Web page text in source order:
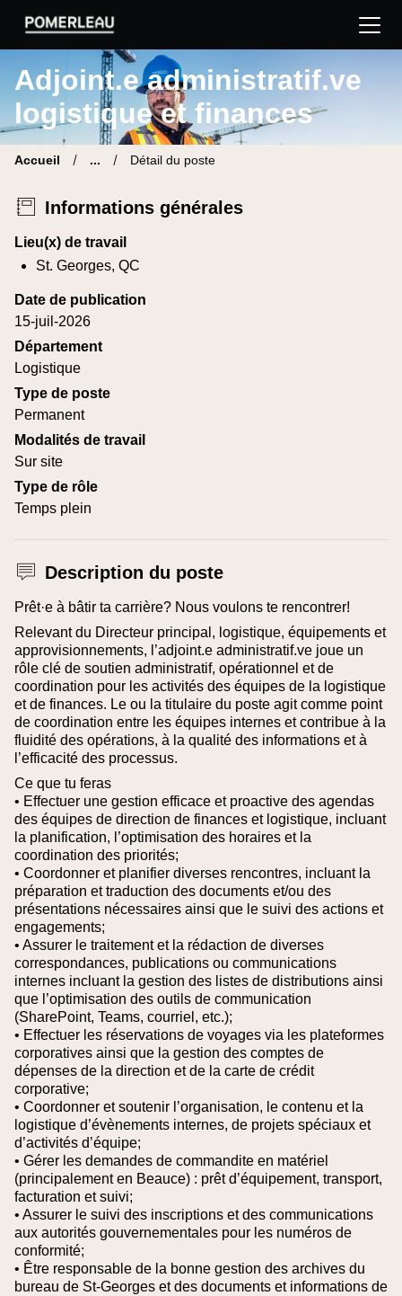
Pomerleau Site carrière | Trouve ton nouveau poste
Adjoint.e administratif.ve
logistique et finances
Accueil ... Détail du poste
Informations générales
Lieu(x) de travail
St. Georges, QC
Date de publication
15-juil-2026
Département
Logistique
Type de poste
Permanent
Modalités de travail
Sur site
Type de rôle
Temps plein
Description du poste
Prêt·e à bâtir ta carrière? Nous voulons te rencontrer!
Relevant du Directeur principal, logistique, équipements et
approvisionnements, l’adjoint.e administratif.ve joue un
rôle clé de soutien administratif, opérationnel et de
coordination pour les activités des équipes de la logistique
et de finances. Le ou la titulaire du poste agit comme point
de coordination entre les équipes internes et contribue à la
fluidité des opérations, à la qualité des informations et à
l’efficacité des processus.
Ce que tu feras
• Effectuer une gestion efficace et proactive des agendas
des équipes de direction de finances et logistique, incluant
la planification, l’optimisation des horaires et la
coordination des priorités;
• Coordonner et planifier diverses rencontres, incluant la
préparation et traduction des documents et/ou des
présentations nécessaires ainsi que le suivi des actions et
engagements;
• Assurer le traitement et la rédaction de diverses
correspondances, publications ou communications
internes incluant la gestion des listes de distributions ainsi
que l’optimisation des outils de communication
(SharePoint, Teams, courriel, etc.);
• Effectuer les réservations de voyages via les plateformes
corporatives ainsi que la gestion des comptes de
dépenses de la direction et de la carte de crédit
corporative;
• Coordonner et soutenir l’organisation, le contenu et la
logistique d’évènements internes, de projets spéciaux et
d’activités d’équipe;
• Gérer les demandes de commandite en matériel
(principalement en Beauce) : prêt d’équipement, transport,
facturation et suivi;
• Assurer le suivi des inscriptions et des communications
aux autorités gouvernementales pour les numéros de
conformité;
• Être responsable de la bonne gestion des archives du
bureau de St-Georges et des documents et informations de